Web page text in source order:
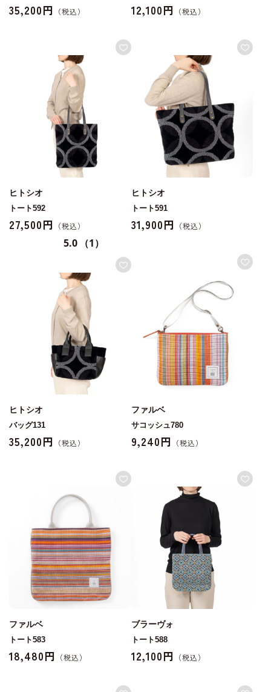
35,200円 12,100円
ヒトシオ
トート592
27,500円
5.0 （1）
ヒトシオ
トート591
31,900円
ヒトシオ
バッグ131
35,200円
ファルベ
サコッシュ780
9,240円
ファルベ
トート583
18,480円
ブラーヴォ
トート588
12,100円